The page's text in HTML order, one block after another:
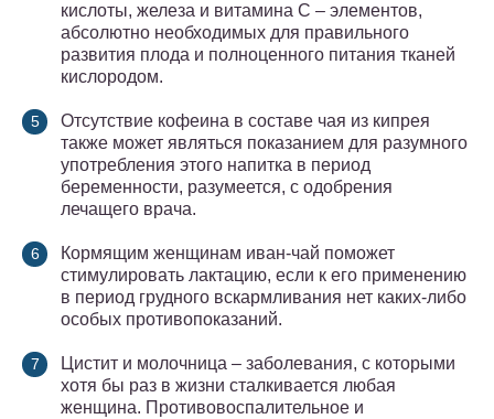
кислоты, железа и витамина С – элементов,
абсолютно необходимых для правильного
развития плода и полноценного питания тканей
кислородом.
Отсутствие кофеина в составе чая из кипрея
также может являться показанием для разумного
употребления этого напитка в период
беременности, разумеется, с одобрения
лечащего врача.
Кормящим женщинам иван-чай поможет
стимулировать лактацию, если к его применению
в период грудного вскармливания нет каких-либо
особых противопоказаний.
Цистит и молочница – заболевания, с которыми
хотя бы раз в жизни сталкивается любая
женщина. Противовоспалительное и